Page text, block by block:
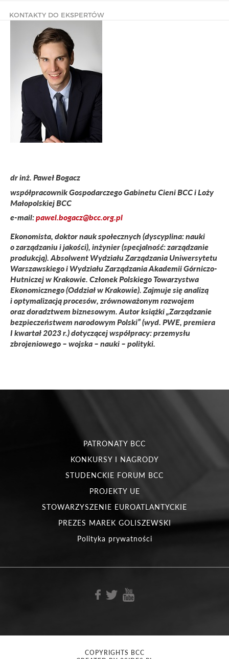
KONTAKTY DO EKSPERTÓW
dr inż. Paweł Bogacz
współpracownik Gospodarczego Gabinetu Cieni BCC i Loży
Małopolskiej BCC
e-mail:pawel.bogacz@bcc.org.pl
Ekonomista, doktor nauk społecznych (dyscyplina: nauki
o zarządzaniu i jakości), inżynier (specjalność: zarządzanie
produkcją). Absolwent Wydziału Zarządzania Uniwersytetu
Warszawskiego i Wydziału Zarządzania Akademii Górniczo-
Hutniczej w Krakowie. Członek Polskiego Towarzystwa
Ekonomicznego (Oddział w Krakowie). Zajmuje się analizą
i optymalizacją procesów, zrównoważonym rozwojem
oraz doradztwem biznesowym. Autor książki „Zarządzanie
bezpieczeństwem narodowym Polski” (wyd. PWE, premiera
I kwartał 2023 r.) dotyczącej współpracy: przemysłu
zbrojeniowego – wojska – nauki – polityki.
PATRONATY BCC
KONKURSY I NAGRODY
STUDENCKIE FORUM BCC
PROJEKTY UE
STOWARZYSZENIE EUROATLANTYCKIE
PREZES MAREK GOLISZEWSKI
Polityka prywatności
COPYRIGHTS BCC